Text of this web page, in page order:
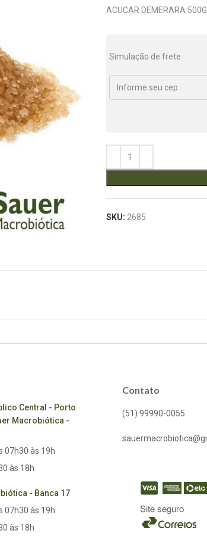
ACUCAR DEMERARA 500G
Simulação de frete
SKU: 2685
Central - Porto
Macrobiótica -
07h30 às 19h
às 18h
- Banca 17
07h30 às 19h
às 18h
Contato
(51) 99990-0055